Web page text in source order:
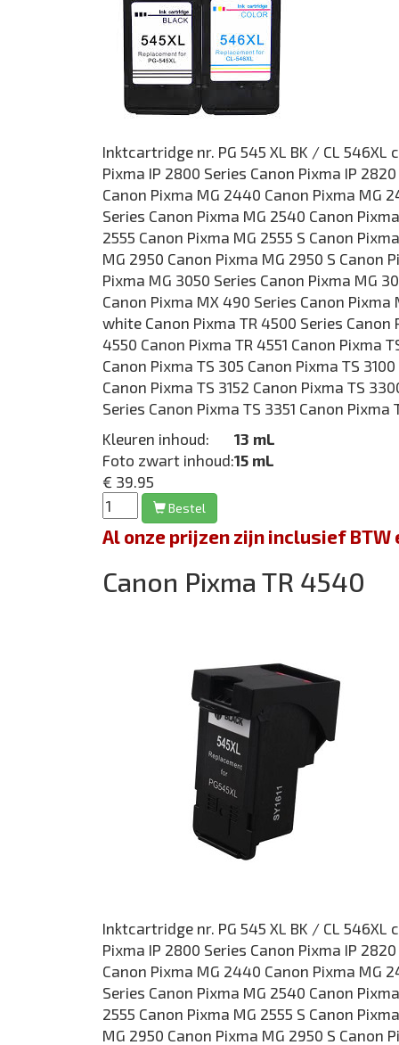
Inktcartridge nr. PG 545 XL BK / CL
Pixma IP 2800 Series Canon Pixma IP
Canon Pixma MG 2440 Canon Pixma MG
Series Canon Pixma MG 2540 Canon
2555 Canon Pixma MG 2555 S Canon
MG 2950 Canon Pixma MG 2950 S Canon
Pixma MG 3050 Series Canon Pixma MG
Canon Pixma MX 490 Series Canon
white Canon Pixma TR 4500 Series Canon
4550 Canon Pixma TR 4551 Canon Pixma
Canon Pixma TS 305 Canon Pixma TS
Canon Pixma TS 3152 Canon Pixma TS
Series Canon Pixma TS 3351 Canon Pixma
Kleuren inhoud:
13 mL
Foto zwart inhoud:15 mL
€ 39.95
Bestel
Al onze prijzen zijn inclusief
Canon Pixma TR 4540
Inktcartridge nr. PG 545 XL BK / CL
Pixma IP 2800 Series Canon Pixma IP
Canon Pixma MG 2440 Canon Pixma MG
Series Canon Pixma MG 2540 Canon
2555 Canon Pixma MG 2555 S Canon
MG 2950 Canon Pixma MG 2950 S Canon